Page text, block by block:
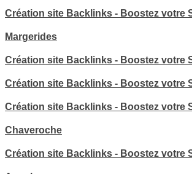
Création site Backlinks - Boostez votre
Margerides
Création site Backlinks - Boostez votre
Création site Backlinks - Boostez votre
Création site Backlinks - Boostez votre
Chaveroche
Création site Backlinks - Boostez votre